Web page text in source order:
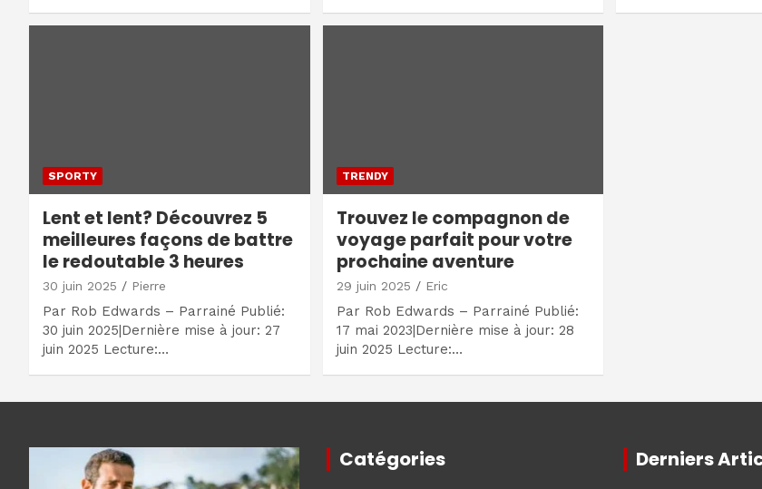
SPORTY
Lent et lent? Découvrez 5
meilleures façons de battre
le redoutable 3 heures
30 juin 2025 Pierre
Par Rob Edwards – Parrainé Publié:
30 juin 2025|Dernière mise à jour: 27
juin 2025 Lecture:…
TRENDY
Trouvez le compagnon de
voyage parfait pour votre
prochaine aventure
29 juin 2025 Eric
Par Rob Edwards – Parrainé Publié:
17 mai 2023|Dernière mise à jour: 28
juin 2025 Lecture:…
Catégories Derniers